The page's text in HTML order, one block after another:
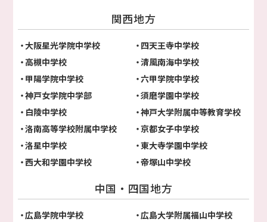
関西地方
大阪星光学院中学校
四天王寺中学校
高槻中学校
清風南海中学校
甲陽学院中学校
六甲学院中学校
神戸女学院中学部
須磨学園中学校
白陵中学校
神戸大学附属中等教育学校
洛南高等学校附属中学校
京都女子中学校
洛星中学校
東大寺学園中学校
西大和学園中学校
帝塚山中学校
中国・四国地方
広島学院中学校
広島大学附属福山中学校